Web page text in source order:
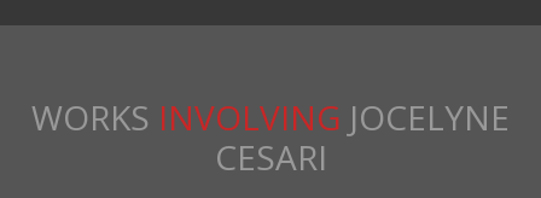
WORKS INVOLVING JOCELYNE
CESARI